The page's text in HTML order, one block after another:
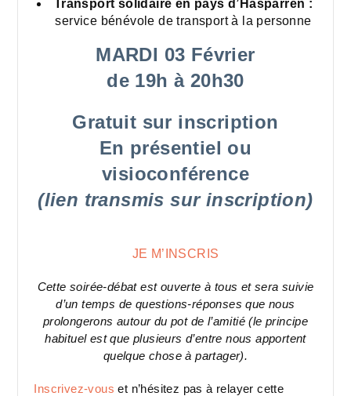
Transport solidaire en pays d’Hasparren :
service bénévole de transport à la personne
MARDI 03 Février
de 19h à 20h30
Gratuit sur inscription
En présentiel ou
visioconférence
(lien transmis sur inscription)
JE M’INSCRIS
Cette soirée-débat est ouverte à tous et sera suivie
d’un temps de questions-réponses que nous
prolongerons autour du pot de l’amitié (le principe
habituel est que plusieurs d’entre nous apportent
quelque chose à partager).
Inscrivez-vous et n’hésitez pas à relayer cette